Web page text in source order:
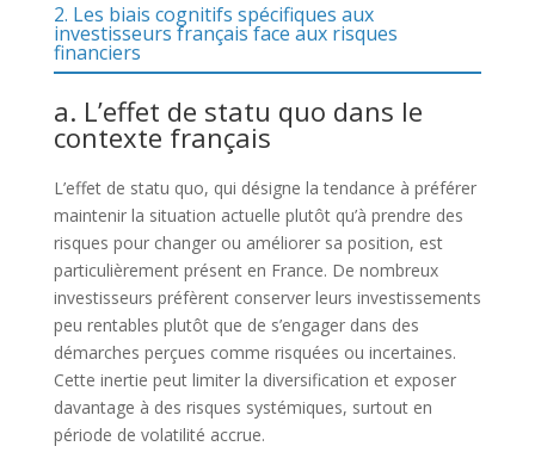
2. Les biais cognitifs spécifiques aux
investisseurs français face aux risques
financiers
a. L’effet de statu quo dans le
contexte français
L’effet de statu quo, qui désigne la tendance à préférer
maintenir la situation actuelle plutôt qu’à prendre des
risques pour changer ou améliorer sa position, est
particulièrement présent en France. De nombreux
investisseurs préfèrent conserver leurs investissements
peu rentables plutôt que de s’engager dans des
démarches perçues comme risquées ou incertaines.
Cette inertie peut limiter la diversification et exposer
davantage à des risques systémiques, surtout en
période de volatilité accrue.